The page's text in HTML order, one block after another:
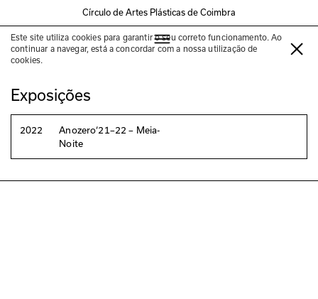
Círculo de Artes Plásticas de Coimbra
Este site utiliza cookies para garantir o seu correto funcionamento. Ao
continuar a navegar, está a concordar com a nossa utilização de
cookies.
Jarbas Lopes
Exposições
2022
Anozero‘21–22 – Meia-
Noite